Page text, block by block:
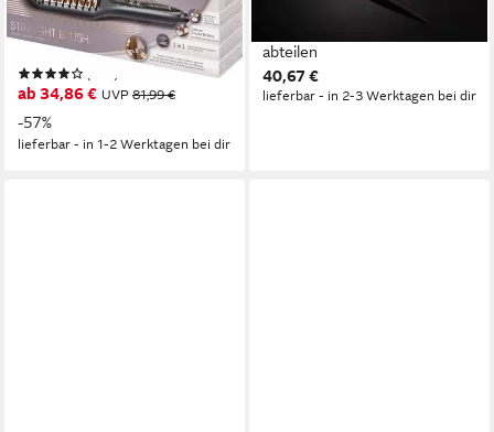
keramikbeschichtete Borsten,
3 Temperatureinstellungen
ab 34,86 € UVP 81,99 €
-57%
lieferbar - in 1-2 Werktagen bei dir
Schmales Ende zum Haare
abteilen
40,67 €
lieferbar - in 2-3 Werktagen bei dir